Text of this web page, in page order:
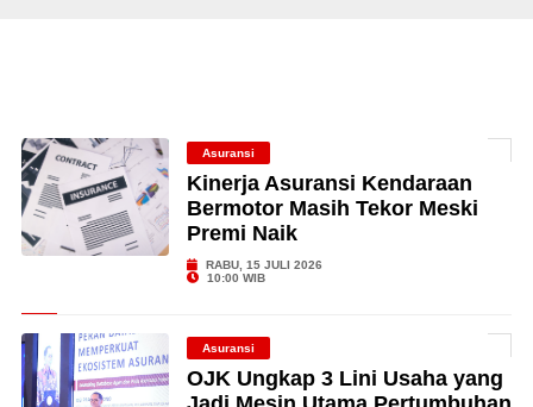
Asuransi
Kinerja Asuransi Kendaraan
Bermotor Masih Tekor Meski
Premi Naik
RABU, 15 JULI 2026
10:00 WIB
Asuransi
OJK Ungkap 3 Lini Usaha yang